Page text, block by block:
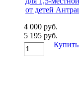
4 000 руб.
5 195 руб.
Купить